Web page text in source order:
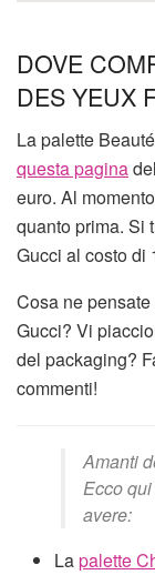
DOVE
DES YEUX
La palette
questa pagina
euro. Al
quanto prima. Si
Gucci al costo di
Cosa ne
Gucci? Vi
del packaging?
commenti!
Amanti
Ecco
avere:
Lapalette